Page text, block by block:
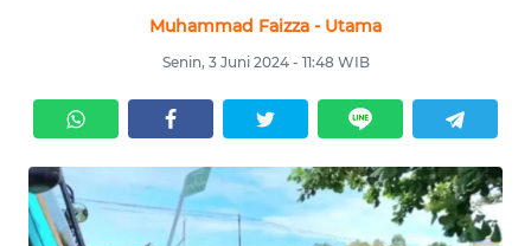
Muhammad Faizza - Utama
Senin, 3 Juni 2024 - 11:48 WIB
SERBI
OPINI
Informasi